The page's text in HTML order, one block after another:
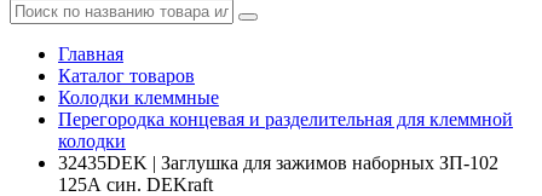
Главная
Каталог товаров
Колодки клеммные
Перегородка концевая и разделительная для клеммной
колодки
32435DEK | Заглушка для зажимов наборных ЗП-102
125А син. DEKraft